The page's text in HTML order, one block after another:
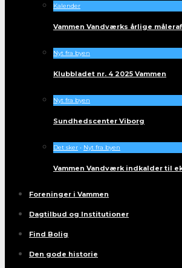
Kalender
Vammen Vandværks årlige
Nyt fra byen
Klubbladet nr. 4 2025 Vammen
Nyt fra byen
Sundhedscenter Viborg
Det sker • Nyt fra byen
Vammen Vandværk indkalder til
Foreninger i Vammen
Dagtilbud og Institutioner
Find Bolig
Den gode historie